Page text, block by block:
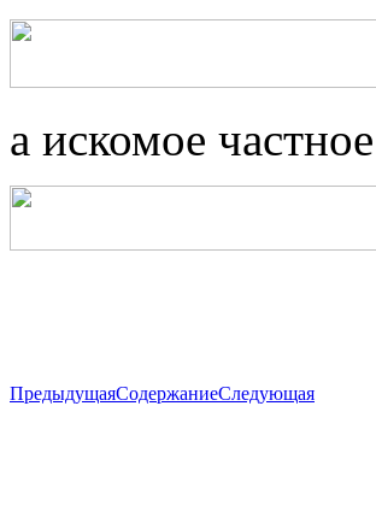
а искомое
ПредыдущаяСодержаниеСледующая